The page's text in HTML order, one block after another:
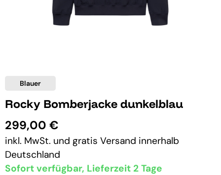
Blauer
Rocky Bomberjacke dunkelblau
299,00 €
inkl. MwSt. und gratis Versand innerhalb
Deutschland
Sofort verfügbar, Lieferzeit 2 Tage